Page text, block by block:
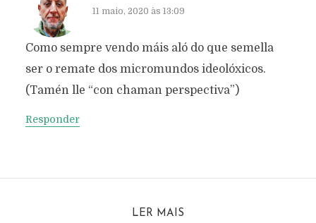
11 maio, 2020 às 13:09
Como sempre vendo máis aló do que semella
ser o remate dos micromundos ideolóxicos.
(Tamén lle “con chaman perspectiva”)
Responder
LER MAIS